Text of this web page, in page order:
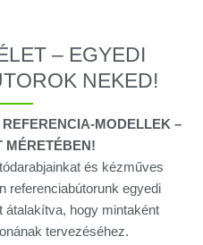
– EGYEDI
NEKED!
MODELLEK –
MÉRETÉBEN!
és kézműves
referenciabútorunk egyedi
átalakítva, hogy mintaként
tervezéséhez.